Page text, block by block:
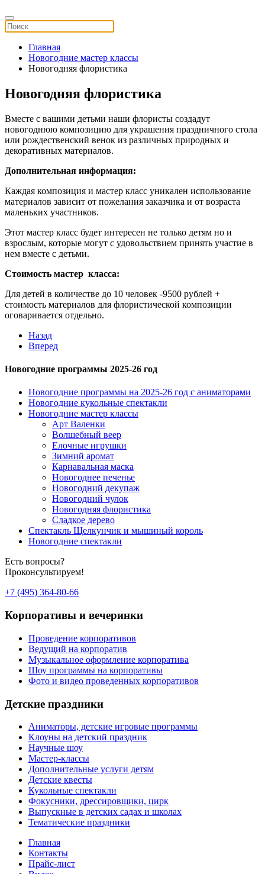
Главная
Новогодние мастер классы
Новогодняя флористика
Новогодняя флористика
Вместе с вашими детьми наши флористы создадут
новогоднюю композицию для украшения праздничного стола
или рождественский венок из различных природных и
декоративных материалов.
Дополнительная информация:
Каждая композиция и мастер класс уникален использование
материалов зависит от пожелания заказчика и от возраста
маленьких участников.
Этот мастер класс будет интересен не только детям но и
взрослым, которые могут с удовольствием принять участие в
нем вместе с детьми.
Стоимость мастер класса:
Для детей в количестве до 10 человек -9500 рублей +
стоимость материалов для флористической композиции
оговаривается отдельно.
Назад
Вперед
Новогодние программы 2025-26 год
Новогодние программы на 2025-26 год с аниматорами
Новогодние кукольные спектакли
Новогодние мастер классы
Арт Валенки
Волшебный веер
Елочные игрушки
Зимний аромат
Карнавальная маска
Новогоднее печенье
Новогодний декупаж
Новогодний чулок
Новогодняя флористика
Сладкое дерево
Спектакль Щелкунчик и мышиный король
Новогодние спектакли
Есть вопросы?
Проконсультируем!
+7 (495) 364-80-66
Корпоративы и вечеринки
Проведение корпоративов
Ведущий на корпоратив
Музыкальное оформление корпоратива
Шоу программы на корпоративы
Фото и видео проведенных корпоративов
Детские праздники
Аниматоры, детские игровые программы
Клоуны на детский праздник
Научные шоу
Мастер-классы
Дополнительные услуги детям
Детские квесты
Кукольные спектакли
Фокусники, дрессировщики, цирк
Выпускные в детских садах и школах
Тематические праздники
Главная
Контакты
Прайс-лист